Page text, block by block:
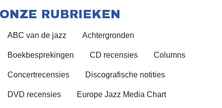
ONZE RUBRIEKEN
ABC van de jazz Achtergronden
Boekbesprekingen CD recensies Columns
Concertrecensies Discografische notities
DVD recensies Europe Jazz Media Chart